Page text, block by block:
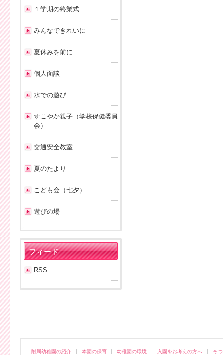
１学期の終業式
みんなできれいに
夏休みを前に
個人面談
水での遊び
すこやか親子（学校保健委員
会）
交通安全教室
夏のたより
こども会（七夕）
遊びの場
フィード
RSS
附属幼稚園の紹介 本園の保育 幼稚園の環境 入園をお考えの方へ そ